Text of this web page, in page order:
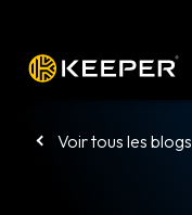
Voir tous les blogs